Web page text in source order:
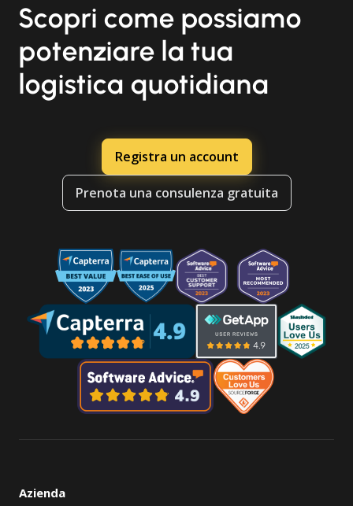
Scopri come possiamo
potenziare la tua
logistica quotidiana
Registra un account
Prenota una consulenza gratuita
Azienda